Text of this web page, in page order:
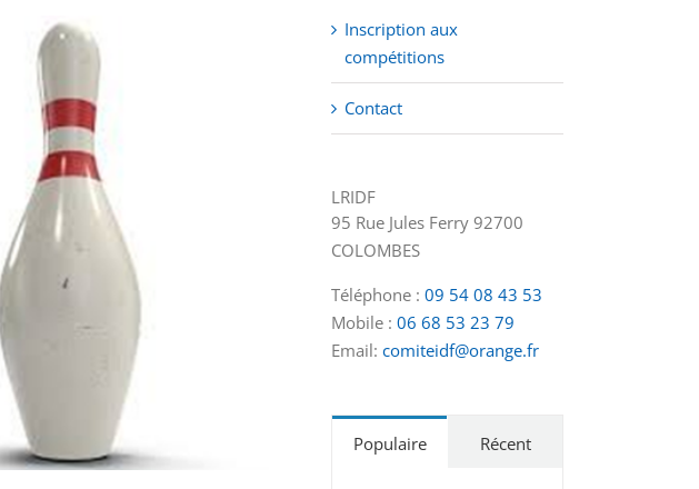
Inscription aux
compétitions
Contact
LRIDF
95 Rue Jules Ferry 92700
COLOMBES
Téléphone : 09 54 08 43 53
Mobile : 06 68 53 23 79
Email: comiteidf@orange.fr
Populaire Récent